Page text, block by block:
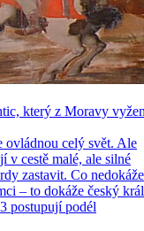
který z Moravy
ovládnou celý svět. Ale
v cestě malé, ale silné
zastavit. Co nedokáže
– to dokáže český
postupují podél